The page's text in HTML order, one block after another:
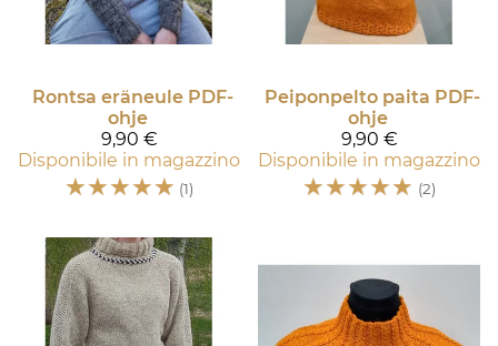
Rontsa eräneule PDF-
ohje
9,90 €
Disponibile in magazzino
☆☆☆☆☆ (1)
Peiponpelto paita PDF-
ohje
9,90 €
Disponibile in magazzino
☆☆☆☆☆ (2)